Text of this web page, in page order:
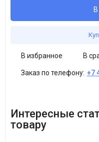
В избранное В
Заказ по телефону: +7
Интересные
товару